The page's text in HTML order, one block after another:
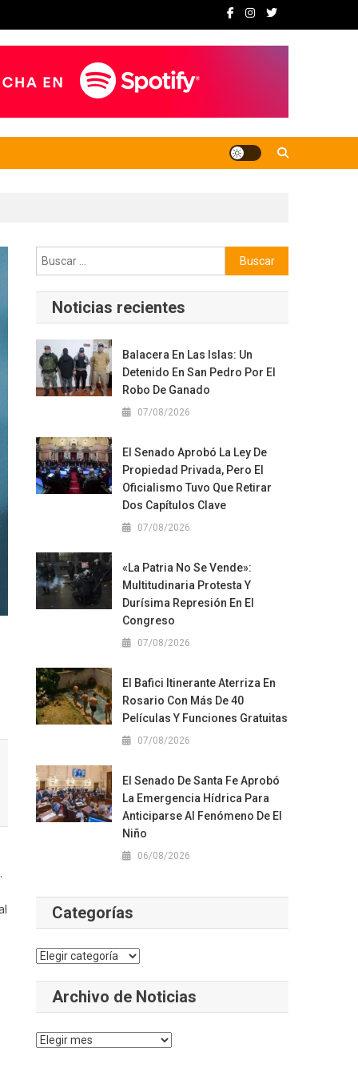
Buscar:
Noticias recientes
Balacera En Las Islas: Un
Detenido En San Pedro Por El
Robo De Ganado
07/08/2026
El Senado Aprobó La Ley De
Propiedad Privada, Pero El
Oficialismo Tuvo Que Retirar
Dos Capítulos Clave
07/08/2026
«La Patria No Se Vende»:
Multitudinaria Protesta Y
Durísima Represión En El
Congreso
07/08/2026
El Bafici Itinerante Aterriza En
Rosario Con Más De 40
Películas Y Funciones Gratuitas
07/08/2026
El Senado De Santa Fe Aprobó
La Emergencia Hídrica Para
Anticiparse Al Fenómeno De El
Niño
06/08/2026
Categorías
Categorías
Archivo de Noticias
Archivo